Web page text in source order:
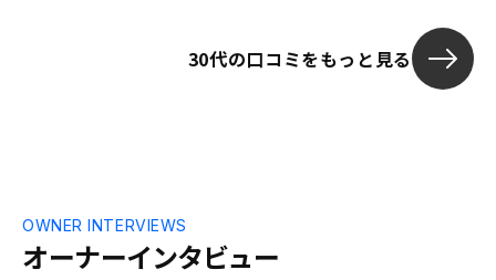
30代の口コミをもっと見る
オーナーインタビュー
OWNER INTERVIEWS